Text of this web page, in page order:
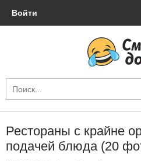
Войти
Рестораны с крайне
подачей блюда (20